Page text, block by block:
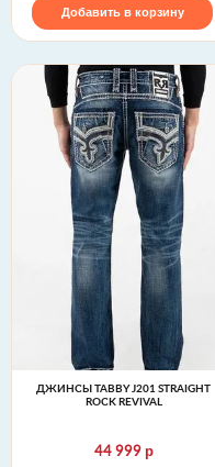
Добавить в корзину
ДЖИНСЫ TABBY J201 STRAIGHT
ROCK REVIVAL
44 999 р